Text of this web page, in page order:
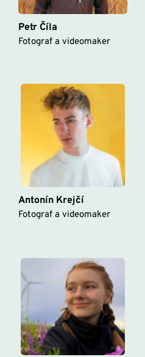
Petr Číla
Fotograf a videomaker
Antonín Krejčí
Fotograf a videomaker